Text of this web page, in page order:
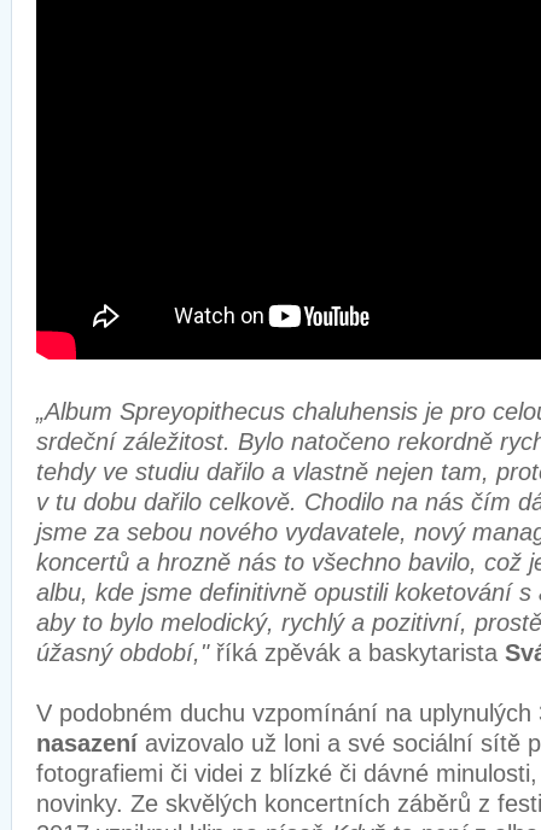
„Album Spreyopithecus chaluhensis je pro
srdeční záležitost. Bylo natočeno rekordně
tehdy ve studiu dařilo a vlastně nejen tam,
v tu dobu dařilo celkově. Chodilo na nás čím
jsme za sebou nového vydavatele, nový
koncertů a hrozně nás to všechno bavilo, což
albu, kde jsme definitivně opustili koketování
aby to bylo melodický, rychlý a pozitivní,
úžasný období,"říká zpěvák a baskytarista
V podobném duchu vzpomínání na
nasazení avizovalo už loni a své sociální sítě
fotografiemi či videi z blízké či dávné
novinky. Ze skvělých koncertních záběrů z